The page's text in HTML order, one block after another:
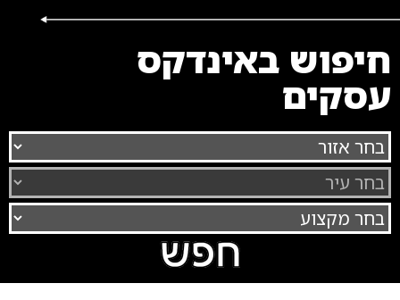
חיפוש באינדקס
עסקים